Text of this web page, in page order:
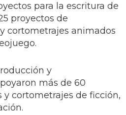
para la escritura de
proyectos de
cortometrajes animados
y
más de 60
y cortometrajes de ficción,